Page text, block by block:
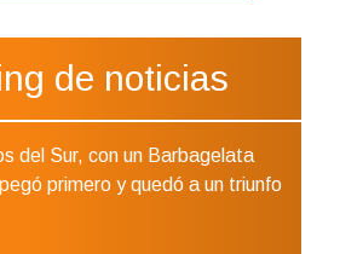
de noticias
del Sur, con un Barbagelata
primero y quedó a un triunfo